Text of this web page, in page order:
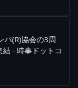
パ(R)協会の3周
- 時事ドットコ